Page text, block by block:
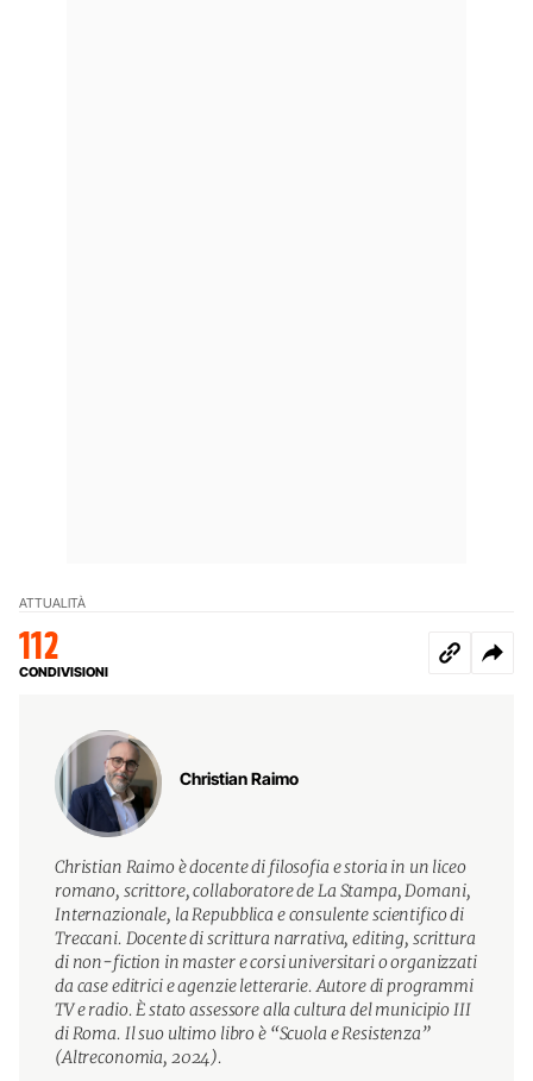
ATTUALITÀ
112
CONDIVISIONI
Christian Raimo
Christian Raimo è docente di filosofia e storia in un liceo
romano, scrittore, collaboratore de La Stampa, Domani,
Internazionale, la Repubblica e consulente scientifico di
Treccani. Docente di scrittura narrativa, editing, scrittura
di non-fiction in master e corsi universitari o organizzati
da case editrici e agenzie letterarie. Autore di programmi
TV e radio. È stato assessore alla cultura del municipio III
di Roma. Il suo ultimo libro è “Scuola e Resistenza”
(Altreconomia, 2024).